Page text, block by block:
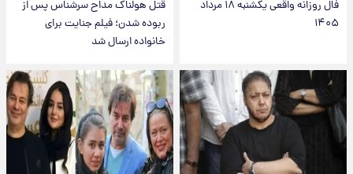
فال روزانه واقعی یکشنبه ۱۸ مرداد
۱۴۰۵
قتل هولناک مداح سرشناس پس از
ربوده شدن؛ فیلم جنایت برای
خانواده ارسال شد